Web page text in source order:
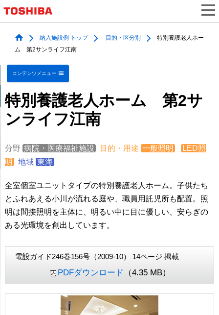
納入施設例 トップ 目的・区分別
特別養護老人ホー
ム 第2サンライフ江南
コンテンツメニュー
特別養護老人ホーム 第2サ
ンライフ江南
分野 病院・医療福祉施設 目的・用途 一般照明
LED照
明
地域 東海
全室個室ユニットタイプの特別養護老人ホーム。子供たち
とふれあえる小川が流れる庭や、職員用託児所も配置。照
明は間接照明を主体に、明るい中に目に優しい、安らぎの
ある光環境を創出しています。
電設ガイド246巻156号（2009-10） 14ページ 掲載
PDFダウンロード （4.35 MB）